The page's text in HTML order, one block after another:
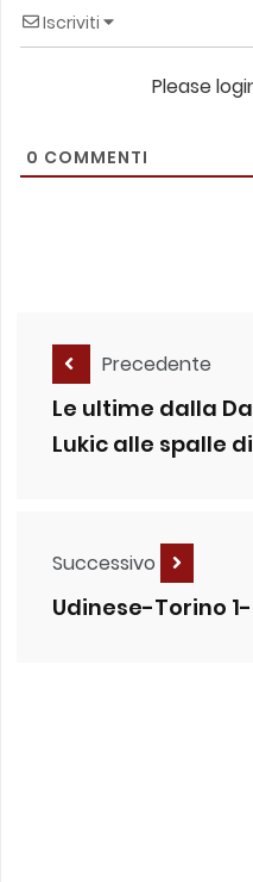
Iscriviti
Please
0 COMMENTI
Precedente
Le ultime dalla
Lukic alle spalle
Successivo
Udinese-Torino